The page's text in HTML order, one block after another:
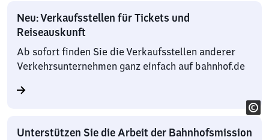
Neu: Verkaufsstellen für Tickets und
Reiseauskunft
Ab sofort finden Sie die Verkaufsstellen anderer
Verkehrsunternehmen ganz einfach auf bahnhof.de
Unterstützen Sie die Arbeit der Bahnhofsmission